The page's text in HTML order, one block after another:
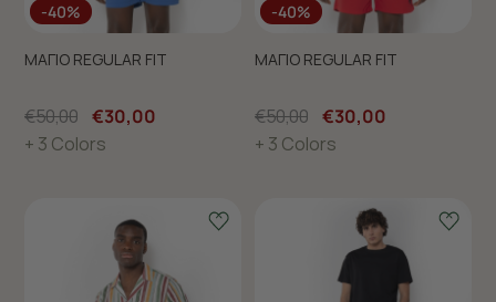
-40%
ΜΑΓΙΟ REGULAR FIT
€50,00 €30,00
+ 3 Colors
-40%
ΜΑΓΙΟ REGULAR FIT
€50,00 €30,00
+ 3 Colors